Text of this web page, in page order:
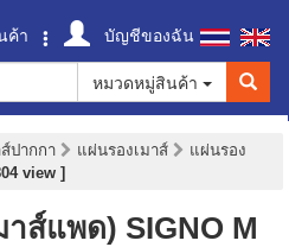
ค้า
บัญชีของฉัน
หมวดหมู่สินค้า
ปากกา แผ่นรองเมาส์
แผ่นรอง
view ]
าส์แพด) SIGNO M